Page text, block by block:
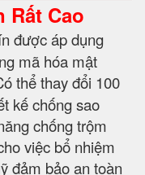
Rất Cao
được áp dụng
mã hóa mật
thể thay đổi 100
kế chống sao
chống trộm
việc bổ nhiệm
đảm bảo an toàn